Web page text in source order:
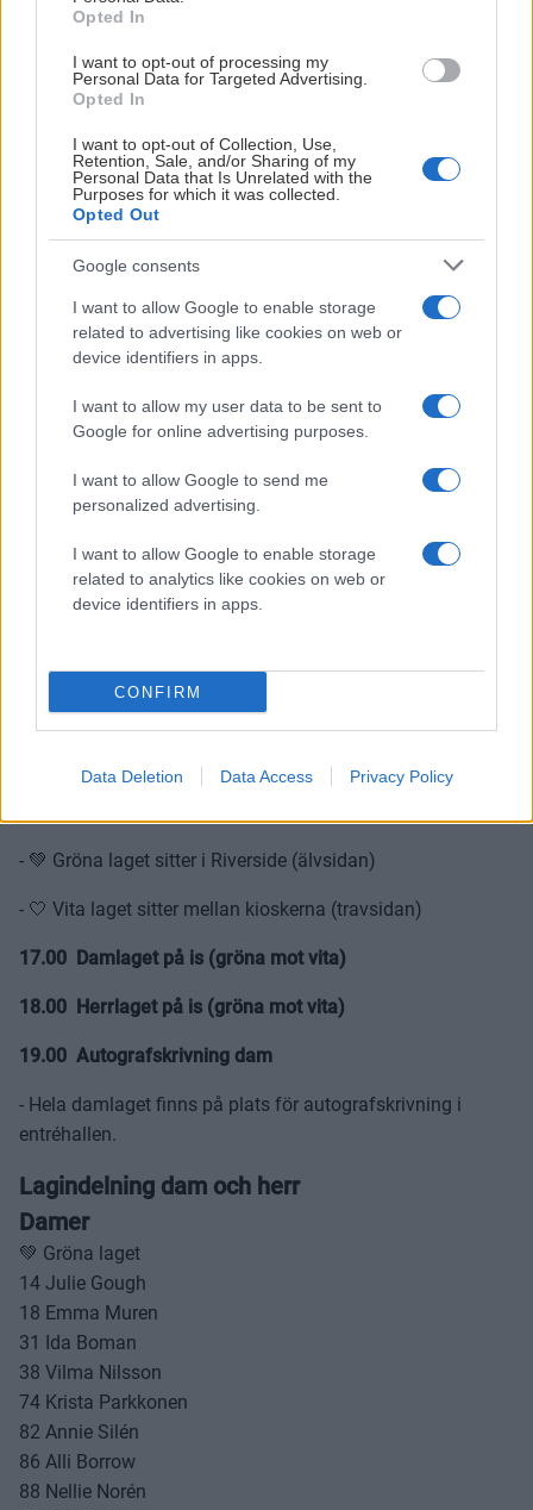
Opted In
I want to opt-out of processing my
Personal Data for Targeted Advertising.
Opted In
I want to opt-out of Collection, Use,
Retention, Sale, and/or Sharing of my
Personal Data that Is Unrelated with the
Purposes for which it was collected.
Opted Out
Google consents
I want to allow Google to enable storage
related to advertising like cookies on web or
device identifiers in apps.
I want to allow my user data to be sent to
Google for online advertising purposes.
I want to allow Google to send me
personalized advertising.
I want to allow Google to enable storage
related to analytics like cookies on web or
device identifiers in apps.
CONFIRM
Data Deletion Data Access Privacy Policy
Idag är det dags att samlas i Löfbergs Arena igen.
Här är all användbar info.
är det dags att samlas i Löfbergs Arena igen. Vi ser
tillsammans.
för att komma in. Det gör vi för att kunna planera dagen på
bästa sätt och skapa en så bra upplevelse som möjligt för
alla som är på plats.
Säkra din plats redan idag via den här länken.
är uppe i redan nu!
Preliminärt schema
15.00 Arenan öppnar
- 💚 Gröna laget sitter i Riverside (älvsidan)
- 🤍 Vita laget sitter mellan kioskerna (travsidan)
17.00 Damlaget på is (gröna mot vita)
18.00 Herrlaget på is (gröna mot vita)
19.00 Autografskrivning dam
- Hela damlaget finns på plats för autografskrivning i
entréhallen.
Lagindelning dam och herr
Damer
💚 Gröna laget
14 Julie Gough
18 Emma Muren
31 Ida Boman
38 Vilma Nilsson
74 Krista Parkkonen
82 Annie Silén
86 Alli Borrow
88 Nellie Norén